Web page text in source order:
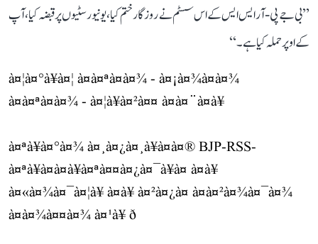
’’بی جے پی-آر ایس ایس کے اس سسٹم نے روزگار ختم کیا، یونیورسٹیوں پر قبضہ کیا، آپ
کے اوپر حملہ کیا ہے۔‘‘
à¤¦à¤°à¥à¤¦ à¤à¤ªà¤à¤¾ - à¤¡à¤¾à¤à¤¾
à¤à¤ªà¤à¤¾ - à¤¦à¥à¤²à¤¤ à¤à¤¨à¤à¥
à¤ªà¥à¤°à¤¾ à¤¸à¤¿à¤¸à¥à¤à¤® BJP-RSS-
à¤ªà¥à¤à¤à¥à¤ªà¤¤à¤¿à¤¯à¥à¤ à¤à¥
à¤«à¤¾à¤¯à¤¦à¥ à¤à¥ à¤²à¤¿à¤ à¤à¤²à¤¾à¤¯à¤¾
à¤à¤¾à¤¤à¤¾ à¤¹à¥ ð